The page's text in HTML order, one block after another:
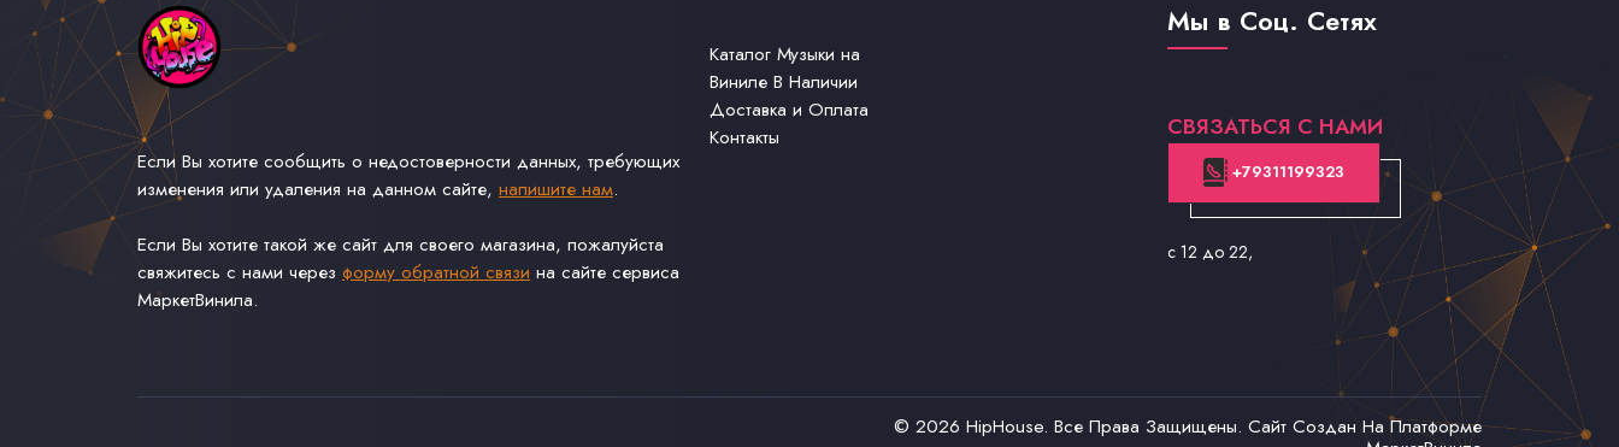
Если Вы хотите сообщить о недостоверности данных, требующих
изменения или удаления на данном сайте, напишите нам.
Если Вы хотите такой же сайт для своего магазина, пожалуйста
свяжитесь с нами через форму обратной связи на сайте сервиса
МаркетВинила.
Каталог Музыки на
Виниле В Наличии
Доставка и Оплата
Контакты
Мы в Соц. Сетях
СВЯЗАТЬСЯ С НАМИ
+79311199323
с 12 до 22,
© 2026 HipHouse. Все Права Защищены. Сайт Создан На Платформе